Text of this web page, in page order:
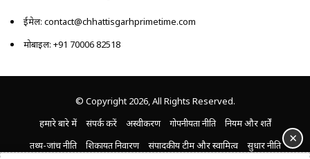
ईमेल: contact@chhattisgarhprimetime.com
मोबाइल: +91 70006 82518
© Copyright 2026, All Rights Reserved.
हमारे बारे में
संपर्क करें अस्वीकरण गोपनीयता नीति
नियम और शर्तें
तथ्य-जांच नीति
शिकायत निवारण संपादकीय टीम और स्वामित्व सुधार नीति ×